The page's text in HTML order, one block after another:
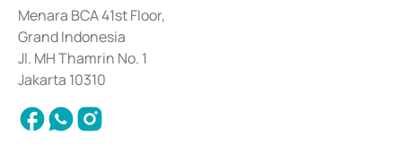
Penerbitan, Transaksi, serta Penatausahaan dan Penyelesaian Transaksi
Surat Berharga Komersial yang izinnya diterbitkan pada tahun 2018.
Menara BCA 41st Floor,
Grand Indonesia
Jl. MH Thamrin No. 1
Jakarta 10310